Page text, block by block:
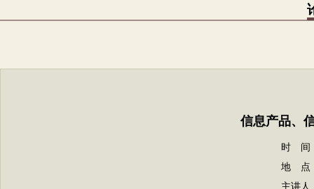
信息产品、
时 间
地 点
主讲人